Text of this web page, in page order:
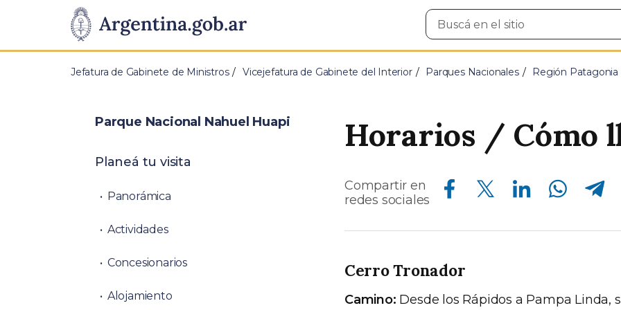
Presidencia
de
Pasar al contenido principal
Buscar
en
Jefatura de Gabinete de Ministros Vicejefatura de Gabinete del Interior Parques Nacionales Región Patagonia
Horarios / Cómo
Compartir en
redes sociales
Compartir en Facebook Compartir en Twitter Compartir en Linkedin Compartir en Whatsapp Compartir en Telegram
Cerro Tronador
Camino: Desde los Rápidos a Pampa
Parque Nacional Nahuel Huapi
Planeá tu visita
Panorámica
Actividades
Concesionarios
Alojamiento